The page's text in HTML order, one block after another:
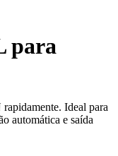
para
Ideal para
automática e saída